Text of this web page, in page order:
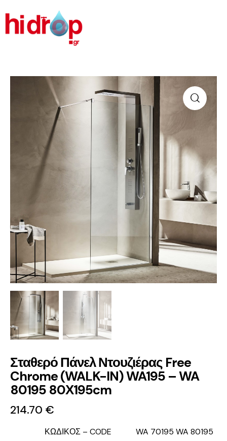
Σταθερό Πάνελ Ντουζιέρας Free
Chrome (WALK-IN) WA195 – WA
80195 80Χ195cm
214.70 €
ΚΩΔΙΚΟΣ – CODE
WA 70195 WA 80195